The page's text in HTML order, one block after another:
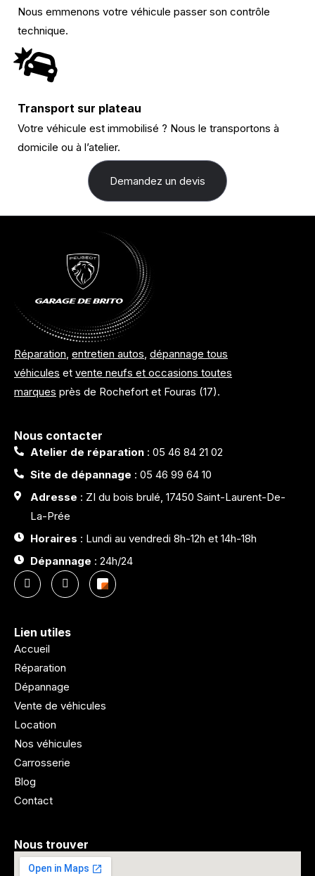
Nous emmenons votre véhicule passer son contrôle
technique.
Transport sur plateau
Votre véhicule est immobilisé ? Nous le transportons à
domicile ou à l’atelier.
Demandez un devis
Réparation, entretien autos, dépannage tous
véhicules et vente neufs et occasions toutes
marques près de Rochefort et Fouras (17).
Nous contacter
Atelier de réparation: 05 46 84 21 02
Site de dépannage : 05 46 99 64 10
Adresse : ZI du bois brulé, 17450 Saint-Laurent-De-
La-Prée
Horaires : Lundi au vendredi 8h-12h et 14h-18h
Dépannage : 24h/24
Lien utiles
Accueil
Réparation
Dépannage
Vente de véhicules
Location
Nos véhicules
Carrosserie
Blog
Contact
Nous trouver